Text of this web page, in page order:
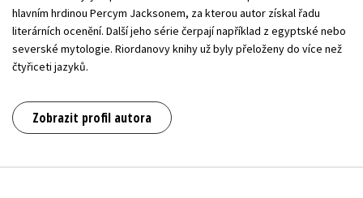
hlavním hrdinou Percym Jacksonem, za kterou autor získal řadu
literárních ocenění. Další jeho série čerpají například z egyptské nebo
severské mytologie. Riordanovy knihy už byly přeloženy do více než
čtyřiceti jazyků.
Zobrazit profil autora